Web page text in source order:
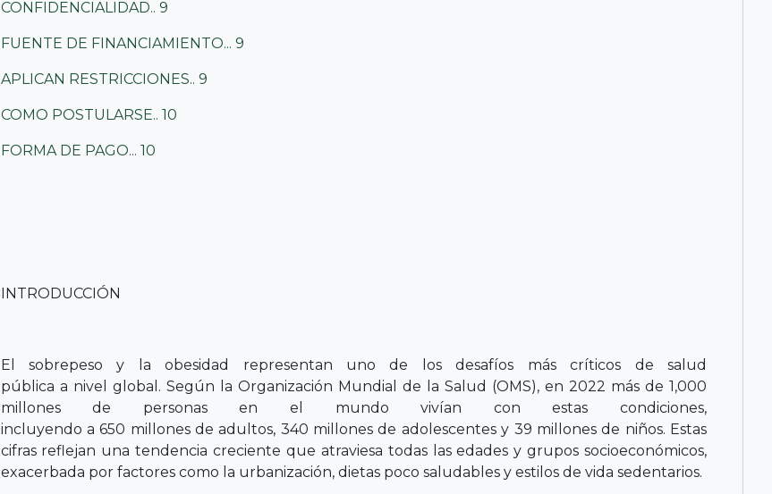
CONFIDENCIALIDAD.. 9
FUENTE DE FINANCIAMIENTO... 9
APLICAN RESTRICCIONES.. 9
COMO POSTULARSE.. 10
FORMA DE PAGO... 10
INTRODUCCIÓN
El sobrepeso y la obesidad representan uno de los desafíos más críticos de salud
pública a nivel global. Según la Organización Mundial de la Salud (OMS), en 2022 más de 1,000
millones de personas en el mundo vivían con estas condiciones,
incluyendo a 650 millones de adultos, 340 millones de adolescentes y 39 millones de niños. Estas
cifras reflejan una tendencia creciente que atraviesa todas las edades y grupos socioeconómicos,
exacerbada por factores como la urbanización, dietas poco saludables y estilos de vida sedentarios.